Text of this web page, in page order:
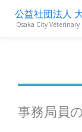
公益社団法人
Osaka City
事務局員